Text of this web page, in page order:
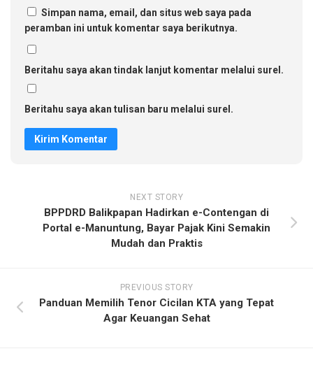
Simpan nama, email, dan situs web saya pada
peramban ini untuk komentar saya berikutnya.
Beritahu saya akan tindak lanjut komentar melalui surel.
Beritahu saya akan tulisan baru melalui surel.
NEXT STORY
BPPDRD Balikpapan Hadirkan e-Contengan di
Portal e-Manuntung, Bayar Pajak Kini Semakin
Mudah dan Praktis
PREVIOUS STORY
Panduan Memilih Tenor Cicilan KTA yang Tepat
Agar Keuangan Sehat